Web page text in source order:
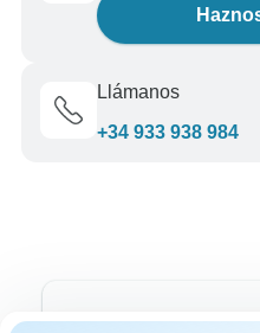
Llámanos
+34 933 938 984
Destinos más